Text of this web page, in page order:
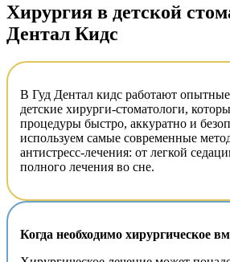
Хирургия в детской
Дентал Кидс
В Гуд Дентал кидс работают
детские хирурги-стоматологи,
процедуры быстро, аккуратно и
используем самые современные
антистресс-лечения: от легкой
полного лечения во сне.
Когда необходимо хирургическое